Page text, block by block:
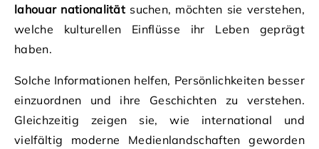
lahouar nationalität suchen, möchten sie verstehen,
welche kulturellen Einflüsse ihr Leben geprägt
haben.
Solche Informationen helfen, Persönlichkeiten besser
einzuordnen und ihre Geschichten zu verstehen.
Gleichzeitig zeigen sie, wie international und
vielfältig moderne Medienlandschaften geworden